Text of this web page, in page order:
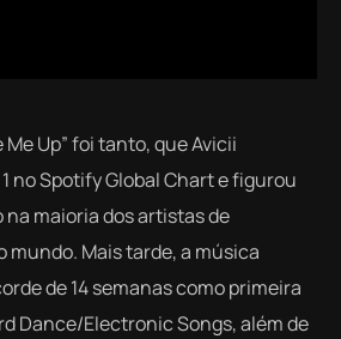
Me Up” foi tanto, que Avicii
no Spotify Global Chart e figurou
maioria dos artistas de
mundo. Mais tarde, a música
de 14 semanas como primeira
Dance/Electronic Songs, além de